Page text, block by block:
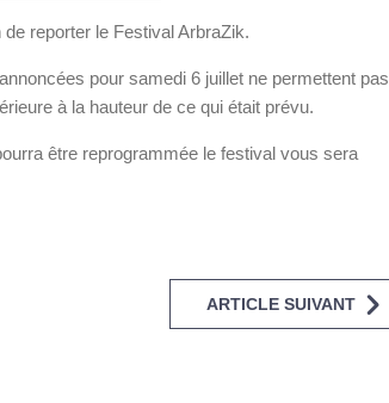
reporter le Festival ArbraZik.
pour samedi 6 juillet ne permettent pas
à la hauteur de ce qui était prévu.
être reprogrammée le festival vous sera
ARTICLE SUIVANT